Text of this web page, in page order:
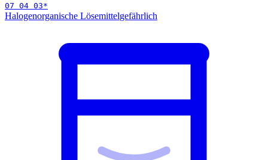
07 04 03*
Halogenorganische Lösemittelgefährlich